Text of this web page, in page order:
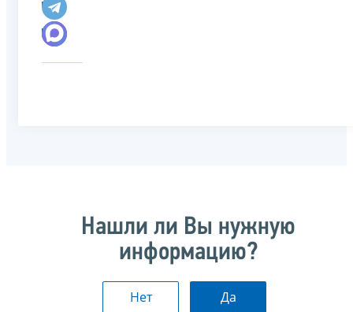
Нашли ли Вы нужную
информацию?
Нет Да